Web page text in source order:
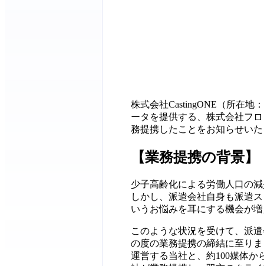
株式会社CastingONE（所在地
ータを提供する、株式会社フ
務提携したことをお知らせい
【業務提携の背景】
少子高齢化による労働人口の
しかし、派遣会社自身も派遣
いうお悩みを耳にする機会が
このような状況を受けて、派
の度の業務提携の締結に至り
運営する当社と、約100媒体か